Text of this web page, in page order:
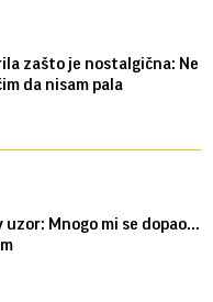
zašto je nostalgična: Ne
da nisam pala
uzor: Mnogo mi se dopao...